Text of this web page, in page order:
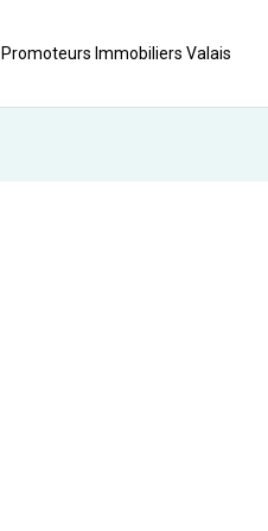
Promoteurs Immobiliers Valais